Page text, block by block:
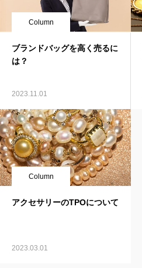
Column
ブランドバッグを高く売るに
は？
2023.11.01
Column
アクセサリーのTPOについて
2023.03.01